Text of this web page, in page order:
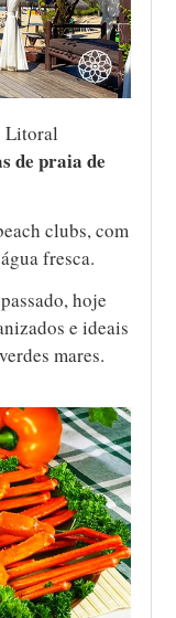
Litoral
de praia de
clubs, com
fresca.
hoje
e ideais
mares.